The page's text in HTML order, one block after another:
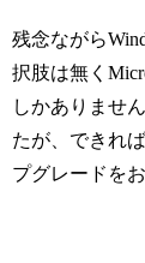
残念ながら
択肢は無く
しかありません
たが、できれ
プグレードを